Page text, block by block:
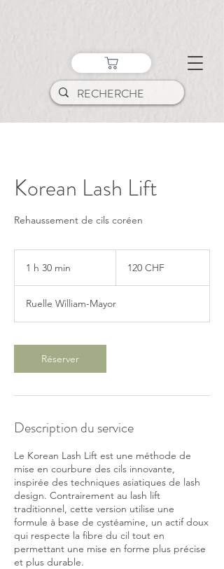
Korean Lash Lift
Rehaussement de cils coréen
1 h 30 min
m
i
suisses
120 CHF
Ruelle William-Mayor
Réserver
Description du service
Le Korean Lash Lift est une méthode de
mise en courbure des cils innovante,
inspirée des techniques asiatiques de lash
design. Contrairement au lash lift
traditionnel, cette version utilise une
formule à base de cystéamine, un actif doux
qui respecte la fibre du cil tout en
permettant une mise en forme plus précise
et plus durable.